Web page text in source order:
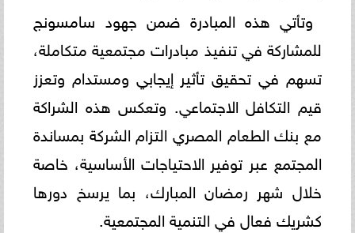
وتأتي هذه المبادرة ضمن جهود سامسونج
للمشاركة في تنفيذ مبادرات مجتمعية متكاملة،
تسهم في تحقيق تأثير إيجابي ومستدام وتعزز
قيم التكافل الاجتماعي. وتعكس هذه الشراكة
مع بنك الطعام المصري التزام الشركة بمساندة
المجتمع عبر توفير الاحتياجات الأساسية، خاصة
خلال شهر رمضان المبارك، بما يرسخ دورها
كشريك فعال في التنمية المجتمعية.